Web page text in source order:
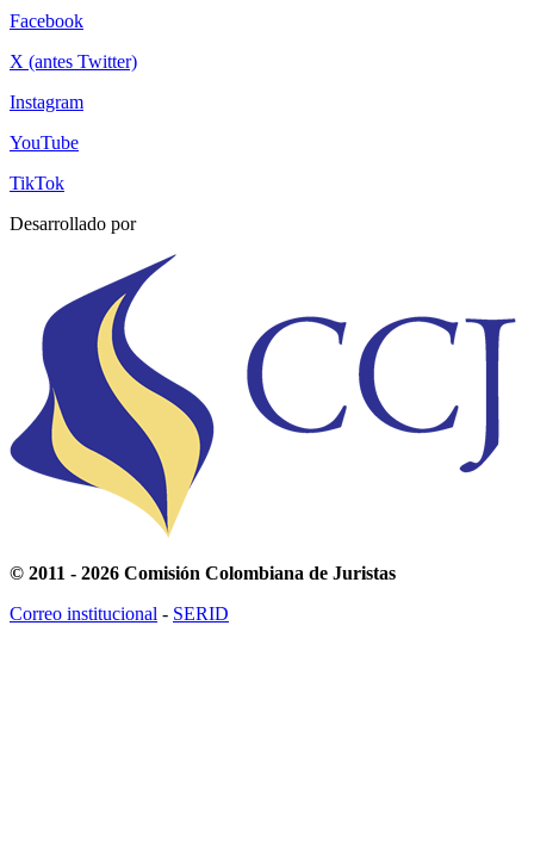
Facebook
X (antes Twitter)
Instagram
YouTube
TikTok
Desarrollado por
© 2011 - 2026 Comisión Colombiana de Juristas
Correo institucional - SERID